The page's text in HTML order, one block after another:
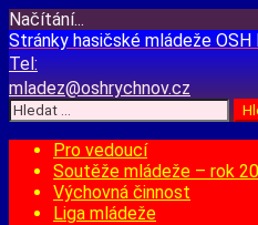
Načítání...
Přejít
k
obsahu
webu
Stránky hasičské mládežeOSH
Tel:
mladez@oshrychnov.cz
Vyhledávání
Pro vedoucí
Soutěže mládeže – rok
Výchovná činnost
Liga mládeže